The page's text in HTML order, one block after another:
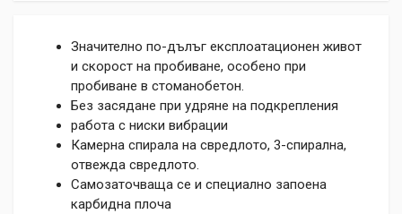
Значително по-дълъг експлоатационен живот
и скорост на пробиване, особено при
пробиване в стоманобетон.
Без засядане при удряне на подкрепления
работа с ниски вибрации
Камерна спирала на свредлото, 3-спирална,
отвежда свредлото.
Самозаточваща се и специално запоена
карбидна плоча